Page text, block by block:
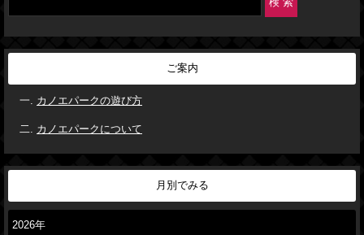
ご案内
カノエパークの遊び方
カノエパークについて
月別でみる
2026年